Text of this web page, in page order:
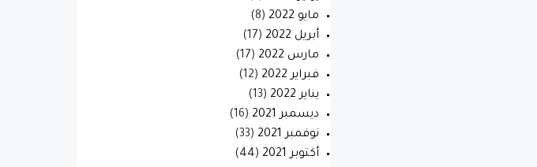
مايو 2022
(8)
أبريل 2022
(17)
مارس 2022
(17)
فبراير 2022
(12)
يناير 2022
(13)
ديسمبر 2021
(16)
نوفمبر 2021
(33)
أكتوبر 2021
(44)